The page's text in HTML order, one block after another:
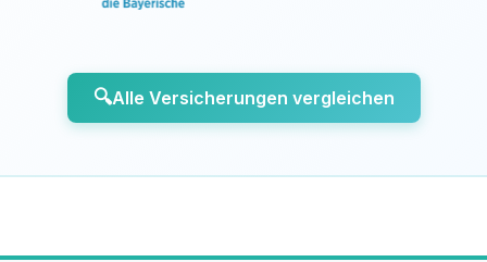
🔍Alle Versicherungen vergleichen